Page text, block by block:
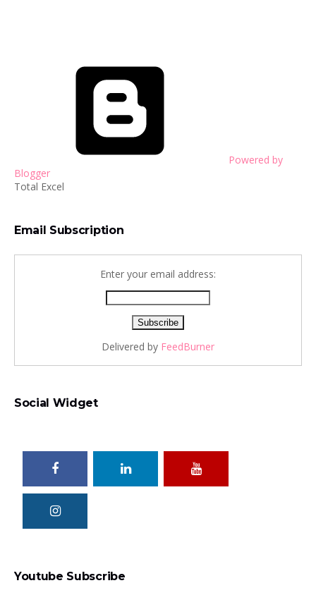
Powered by
Blogger
Total Excel
Email Subscription
Enter your email address:
Delivered by FeedBurner
Social Widget
Youtube Subscribe